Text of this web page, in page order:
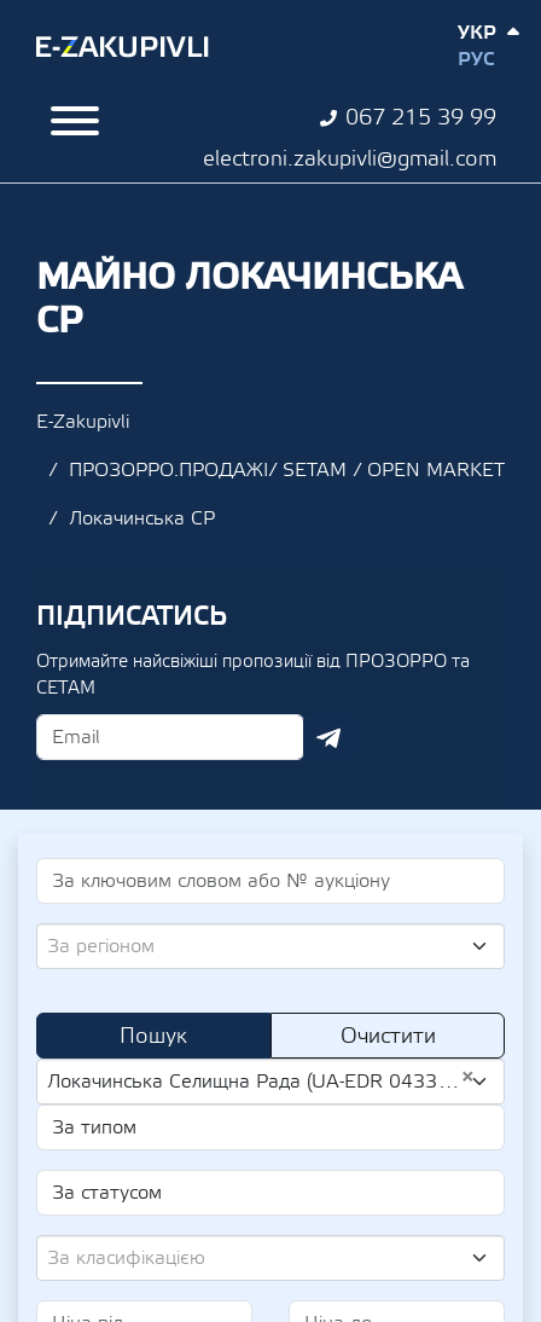
067 215 39 99
electroni.zakupivli@gmail.com
УКР
РУС
МАЙНО ЛОКАЧИНСЬКА
СР
E-Zakupivli
ПРОЗОРРО.ПРОДАЖІ/ SETAM / OPEN MARKET
Локачинська СР
ПІДПИСАТИСЬ
Отримайте найсвіжіші пропозиції від ПРОЗОРРО та
СЕТАМ
За регіоном
Пошук Очистити
×
Локачинська Селищна Рада (UA-EDR 04332182)
За класифікацією